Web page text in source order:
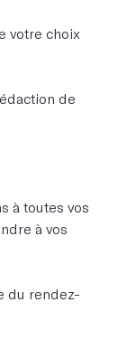
votre choix
de
à toutes vos
à vos
du rendez-